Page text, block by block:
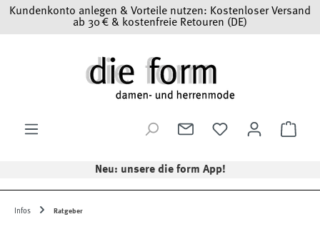
Zum Hauptinhalt springen
Kundenkonto anlegen & Vorteile nutzen: Kostenloser Versand
ab 30 € & kostenfreie Retouren (DE)
Neu: unsere die form App!
Infos Ratgeber